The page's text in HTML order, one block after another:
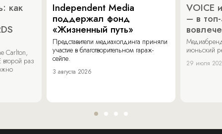
как
Carlton,
раз
Independent Media
поддержал фонд
«Жизненный путь»
Представители медиахолдинга приняли
участие в благотворительном гараж-
сейле.
3 августа 2026
VOICE
– в
июньский
29 июля